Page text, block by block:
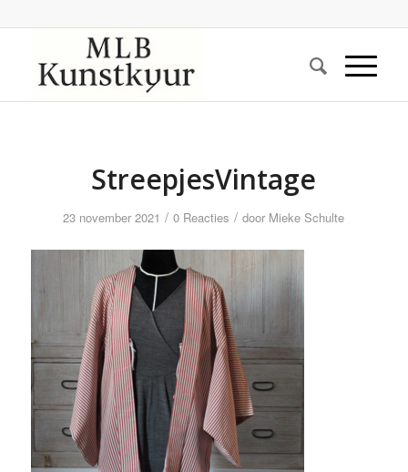
StreepjesVintage
23 november 2021 / 0 Reacties / door Mieke Schulte